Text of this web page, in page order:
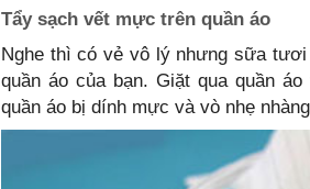
Tẩy sạch vết mực trên quần áo
Nghe thì có vẻ vô lý nhưng sữa tươi
quần áo của bạn. Giặt qua quần
quần áo bị dính mực và vò nhẹ